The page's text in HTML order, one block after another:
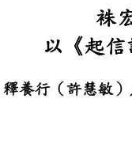
以《
釋養行
（許